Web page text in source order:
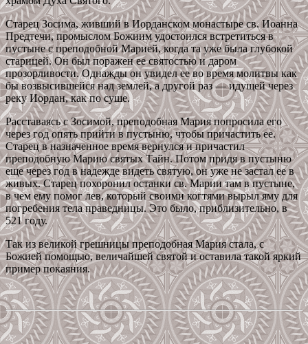
Старец Зосима, живший в Иорданском монастыре св. Иоанна
Предтечи, промыслом Божиим удостоился встретиться в
пустыне с преподобной Марией, когда та уже была глубокой
старицей. Он был поражен ее святостью и даром
прозорливости. Однажды он увидел ее во время молитвы как
бы возвысившейся над землей, а другой раз — идущей через
реку Иордан, как по суше.
Расставаясь с Зосимой, преподобная Мария попросила его
через год опять прийти в пустыню, чтобы причастить ее.
Старец в назначенное время вернулся и причастил
преподобную Марию святых Тайн. Потом придя в пустыню
еще через год в надежде видеть святую, он уже не застал ее в
живых. Старец похоронил останки св. Марии там в пустыне,
в чем ему помог лев, который своими когтями вырыл яму для
погребения тела праведницы. Это было, приблизительно, в
521 году.
Так из великой грешницы преподобная Мария стала, с
Божией помощью, величайшей святой и оставила такой яркий
пример покаяния.